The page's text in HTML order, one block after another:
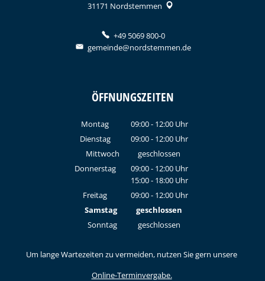
31171 Nordstemmen
+49 5069 800-0
gemeinde@nordstemmen.de
ÖFFNUNGSZEITEN
Montag 09:00- 12:00Uhr
Von 09:00 bis 12:00 Uhr
Dienstag 09:00- 12:00Uhr
Von 09:00 bis 12:00 Uhr
Mittwoch
geschlossen
Donnerstag
09:00- 12:00Uhr
Von 09:00 bis 12:00 Uhr
15:00- 18:00Uhr
Von 15:00 bis 18:00 Uhr
Freitag 09:00- 12:00Uhr
Von 09:00 bis 12:00 Uhr
Samstag
geschlossen
Sonntag
geschlossen
Um lange Wartezeiten zu vermeiden, nutzen Sie gern unsere
Online-Terminvergabe.